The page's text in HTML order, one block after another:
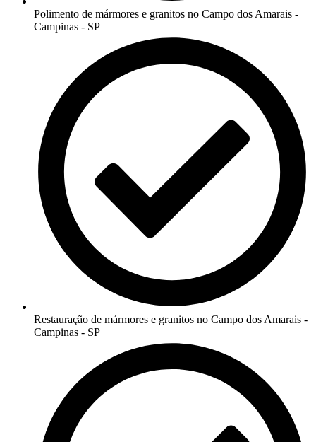
Polimento de mármores e granitos no Campo dos Amarais -
Campinas - SP
Restauração de mármores e granitos no Campo dos Amarais -
Campinas - SP